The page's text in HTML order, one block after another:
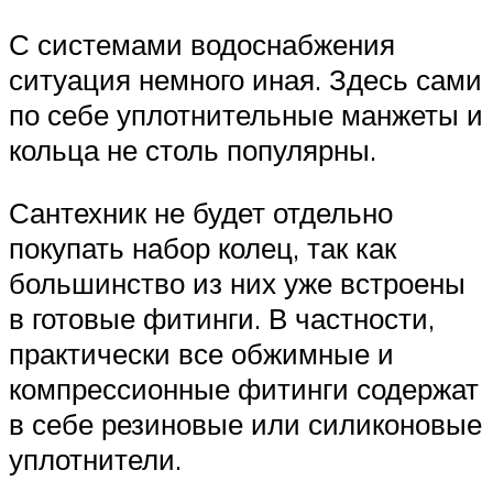
С системами водоснабжения
ситуация немного иная. Здесь сами
по себе уплотнительные манжеты и
кольца не столь популярны.
Сантехник не будет отдельно
покупать набор колец, так как
большинство из них уже встроены
в готовые фитинги. В частности,
практически все обжимные и
компрессионные фитинги содержат
в себе резиновые или силиконовые
уплотнители.